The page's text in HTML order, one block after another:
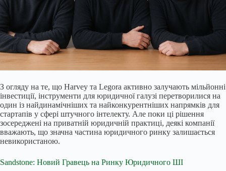
З огляду на те, що Harvey та Legora активно залучають мільйонні
інвестиції, інструменти для юридичної галузі перетворилися на
один із найдинамічніших та найконкурентніших напрямків для
стартапів у сфері штучного інтелекту. Але поки ці рішення
зосереджені на приватній юридичній практиці, деякі компанії
вважають, що значна частина юридичного ринку залишається
невикористаною.
Sandstone: Новий Гравець на Ринку Юридичного ШІ